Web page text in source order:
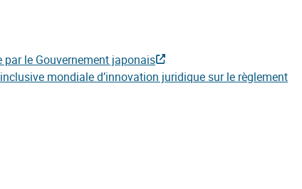
par le Gouvernement japonais
mondiale d’innovation juridique sur le règlement